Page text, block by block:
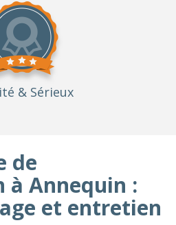
& Sérieux
de
à Annequin :
et entretien